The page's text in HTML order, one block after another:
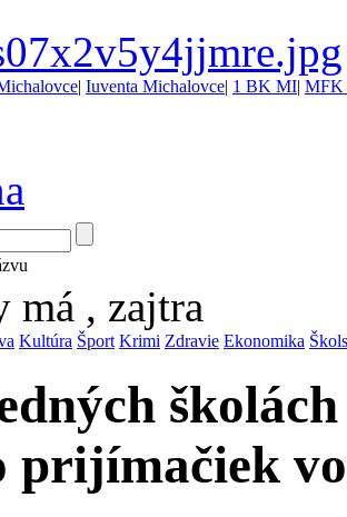
| Iuventa Michalovce| 1 BK MI| MFK
má , zajtra
Kultúra Šport Krimi Zdravie Ekonomika
prijímačiek